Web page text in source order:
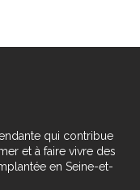
qui contribue
et à faire vivre des
en Seine-et-